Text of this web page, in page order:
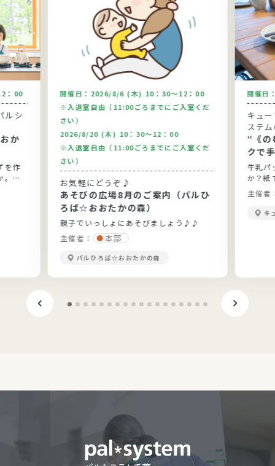
：00
ルシ
を作
。今
開催日： 2026/8/6 (木) 10：30～12：00
※入退室自由（11:00ごろまでにご入室くだ
さい）
2026/8/20 (木) 10：30～12：00
※入退室自由（11:00ごろまでにご入室くだ
さい）
お気軽にどうぞ♪
あそびの広場8月のご案内（パルひ
ろば☆おおたかの森）
親子でいっしょにあそびましょう♪♪
主催者：
本部
パルひろば☆おおたかの森
開催日
キュ
ステ
“《の
クで
牛乳パ
か？紙
実感
主催者
キ